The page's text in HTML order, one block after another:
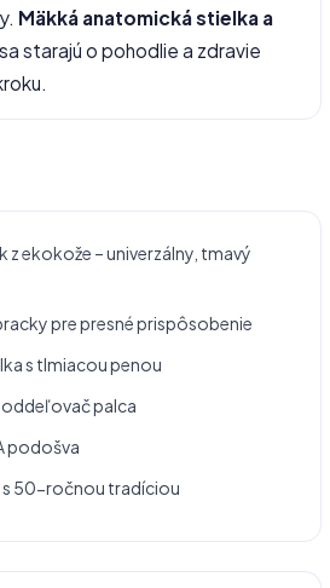
Mäkká anatomická stielka a
sa starajú o pohodlie a zdravie
ekokože – univerzálny, tmavý
pre presné prispôsobenie
s tlmiacou penou
palca
podošva
s 50-ročnou tradíciou